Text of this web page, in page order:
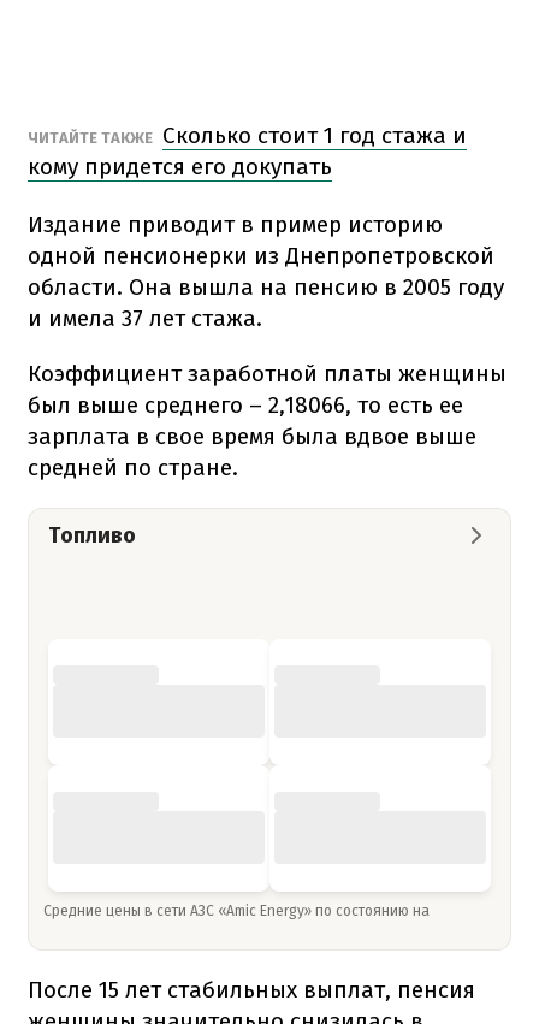
ЧИТАЙТЕ ТАКЖЕ Сколько стоит 1 год стажа и
кому придется его докупать
Издание приводит в пример историю
одной пенсионерки из Днепропетровской
области. Она вышла на пенсию в 2005 году
и имела 37 лет стажа.
Коэффициент заработной платы женщины
был выше среднего – 2,18066, то есть ее
зарплата в свое время была вдвое выше
средней по стране.
Топливо
Средние цены в сети АЗС «Amic Energy» по состоянию на
После 15 лет стабильных выплат, пенсия